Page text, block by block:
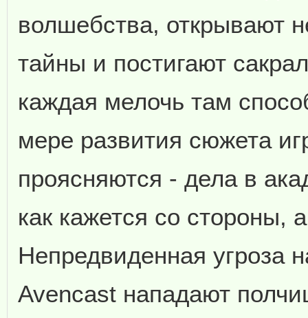
волшебства, открывают
тайны и постигают
каждая мелочь там
мере развития сюжета
проясняются - дела в
как кажется со стороны,
Непредвиденная угроза
Avencast нападают